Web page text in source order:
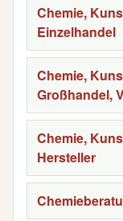
Chemie,
Einzelhandel
Chemie,
Großhandel,
Chemie,
Hersteller